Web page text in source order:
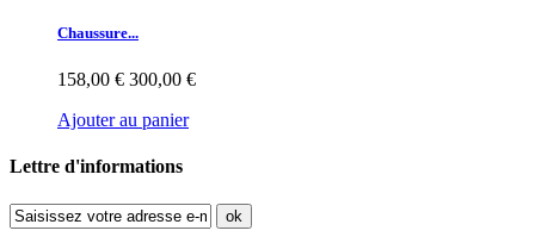
Chaussure...
158,00 € 300,00 €
Ajouter au panier
Lettre d'informations
ok